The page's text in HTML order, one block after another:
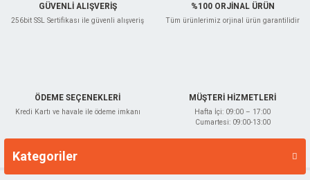
GÜVENLİ ALIŞVERİŞ
256bit SSL Sertifikası ile güvenli alışveriş
%100 ORJİNAL ÜRÜN
Tüm ürünlerimiz orjinal ürün garantilidir
ÖDEME SEÇENEKLERİ
Kredi Kartı ve havale ile ödeme imkanı
MÜŞTERİ HİZMETLERİ
Hafta İçi: 09:00 – 17:00
Cumartesi: 09:00-13:00
Kategoriler
Markalar